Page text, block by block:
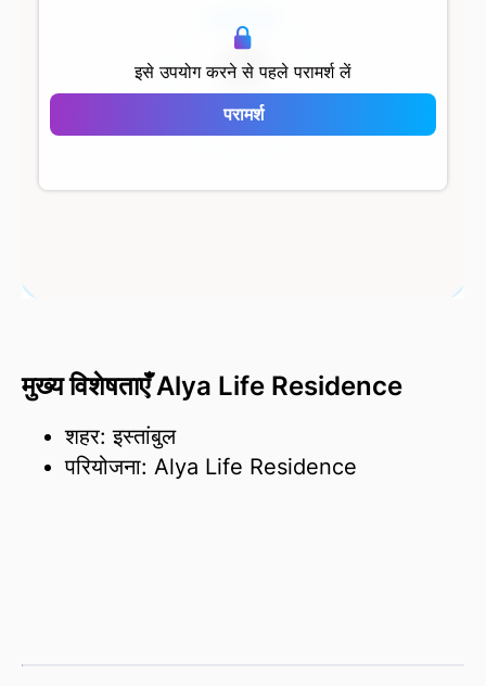
इसे उपयोग करने से पहले परामर्श लें
परामर्श
Alya Life Residence
मुख्य विशेषताएँ Alya Life Residence
शहर: इस्तांबुल
परियोजना: Alya Life Residence